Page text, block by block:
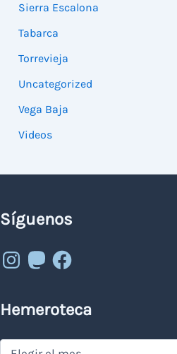
Sierra Escalona
Tabarca
Torrevieja
Uncategorized
Vega Baja
Videos
Síguenos
Instagram
MastodonFacebook
Hemeroteca
Hemeroteca